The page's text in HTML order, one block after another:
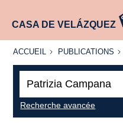
CASA DE VELÁZQUEZ
ACCUEIL
ACCUEIL PUBLICATIONS
PUBLICATIONS
Recherche avancée